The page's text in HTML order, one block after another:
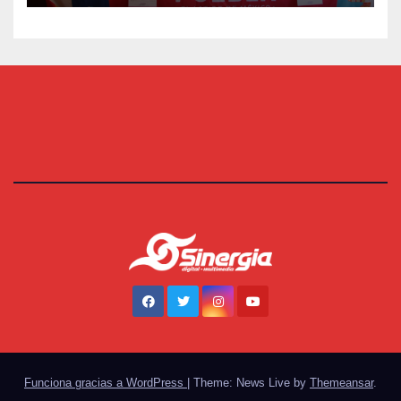
Funciona gracias a WordPress Theme: News Live by Themeansar.